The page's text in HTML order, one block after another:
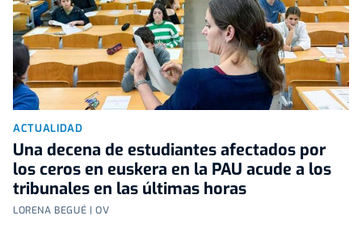
ACTUALIDAD
Una decena de estudiantes afectados por
los ceros en euskera en la PAU acude a los
tribunales en las últimas horas
LORENA BEGUÉ | OV